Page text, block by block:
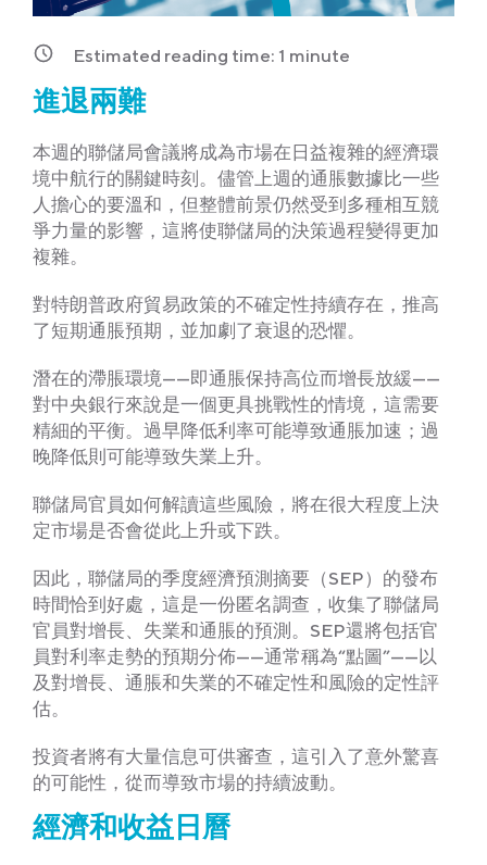
Estimated reading time: 1 minute
進退兩難
本週的聯儲局會議將成為市場在日益複雜的經濟環
境中航行的關鍵時刻。儘管上週的通脹數據比一些
人擔心的要溫和，但整體前景仍然受到多種相互競
爭力量的影響，這將使聯儲局的決策過程變得更加
複雜。
對特朗普政府貿易政策的不確定性持續存在，推高
了短期通脹預期，並加劇了衰退的恐懼。
潛在的滯脹環境——即通脹保持高位而增長放緩——
對中央銀行來說是一個更具挑戰性的情境，這需要
精細的平衡。過早降低利率可能導致通脹加速；過
晚降低則可能導致失業上升。
聯儲局官員如何解讀這些風險，將在很大程度上決
定市場是否會從此上升或下跌。
因此，聯儲局的季度經濟預測摘要（SEP）的發布
時間恰到好處，這是一份匿名調查，收集了聯儲局
官員對增長、失業和通脹的預測。SEP還將包括官
員對利率走勢的預期分佈——通常稱為“點圖”——以
及對增長、通脹和失業的不確定性和風險的定性評
估。
投資者將有大量信息可供審查，這引入了意外驚喜
的可能性，從而導致市場的持續波動。
經濟和收益日曆